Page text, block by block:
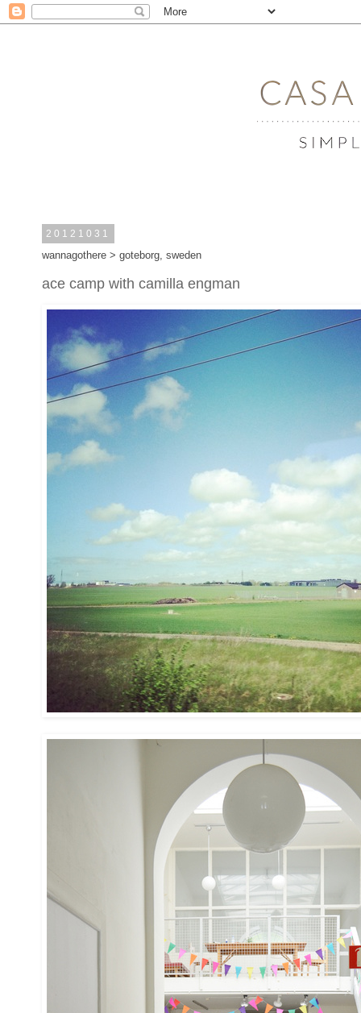
20121031
wannagothere > goteborg, sweden
ace camp with camilla engman